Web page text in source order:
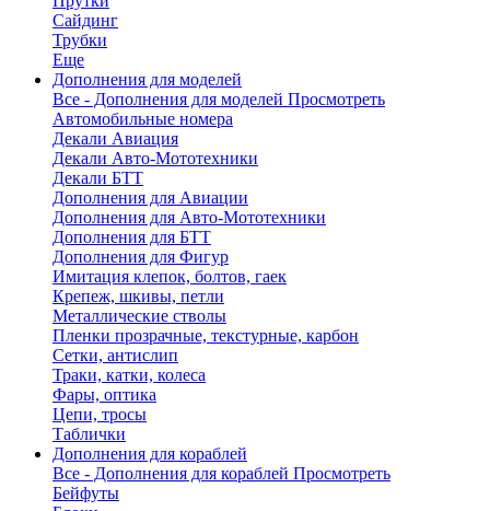
Сайдинг
Трубки
Еще
Дополнения для моделей
Все - Дополнения для моделей Просмотреть
Автомобильные номера
Декали Авиация
Декали Авто-Мототехники
Декали БТТ
Дополнения для Авиации
Дополнения для Авто-Мототехники
Дополнения для БТТ
Дополнения для Фигур
Имитация клепок, болтов, гаек
Крепеж, шкивы, петли
Металлические стволы
Пленки прозрачные, текстурные, карбон
Сетки, антислип
Траки, катки, колеса
Фары, оптика
Цепи, тросы
Таблички
Дополнения для кораблей
Все - Дополнения для кораблей Просмотреть
Бейфуты